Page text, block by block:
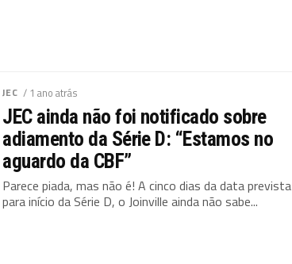
JEC / 1 ano atrás
JEC ainda não foi notificado sobre
adiamento da Série D: “Estamos no
aguardo da CBF”
Parece piada, mas não é! A cinco dias da data prevista
para início da Série D, o Joinville ainda não sabe...